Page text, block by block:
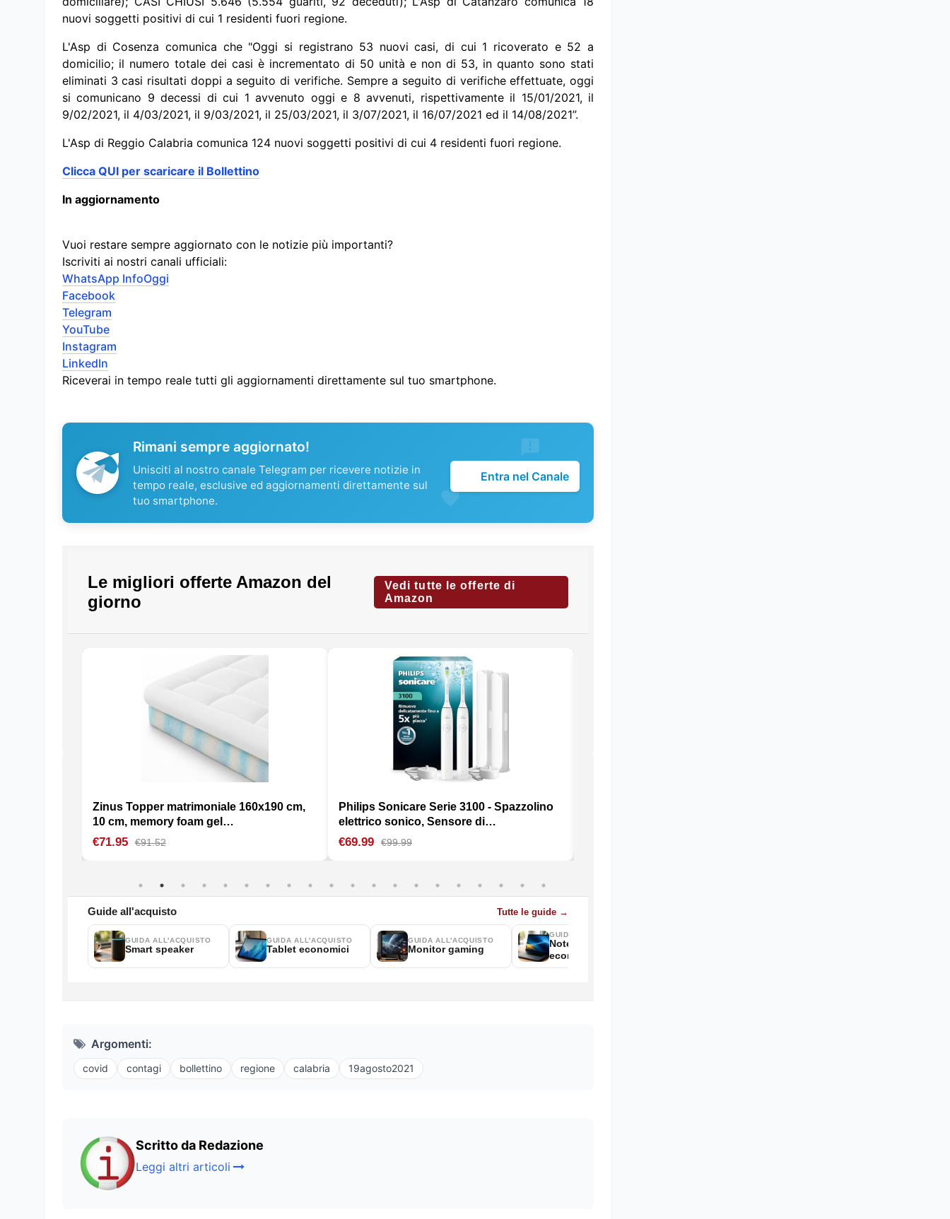
nuovi soggetti positivi di cui 1 residenti fuori regione.
L'Asp di Cosenza comunica che "Oggi si registrano 53 nuovi casi, di cui 1 ricoverato e 52 a
domicilio; il numero totale dei casi è incrementato di 50 unità e non di 53, in quanto sono stati
eliminati 3 casi risultati doppi a seguito di verifiche. Sempre a seguito di verifiche effettuate, oggi
si comunicano 9 decessi di cui 1 avvenuto oggi e 8 avvenuti, rispettivamente il 15/01/2021, il
9/02/2021, il 4/03/2021, il 9/03/2021, il 25/03/2021, il 3/07/2021, il 16/07/2021 ed il 14/08/2021”.
L'Asp di Reggio Calabria comunica 124 nuovi soggetti positivi di cui 4 residenti fuori regione.
Clicca QUI per scaricare il Bollettino
In aggiornamento
Vuoi restare sempre aggiornato con le notizie più importanti?
Iscriviti ai nostri canali ufficiali:
WhatsApp InfoOggi
Facebook
Telegram
YouTube
Instagram
LinkedIn
Riceverai in tempo reale tutti gli aggiornamenti direttamente sul tuo smartphone.
Rimani sempre aggiornato!
Unisciti al nostro canale Telegram per ricevere notizie in
tempo reale, esclusive ed aggiornamenti direttamente sul
tuo smartphone.
Entra nel Canale
Argomenti:
covid contagi bollettino regione calabria 19agosto2021
Scritto da Redazione
Leggi altri articoli